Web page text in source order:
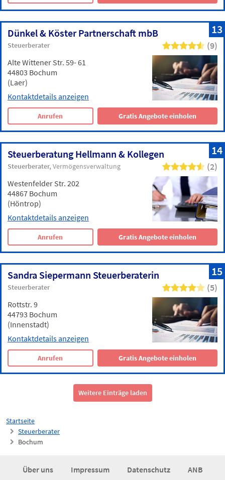
Startseite
Steuerberater
Bochum
13
Dünkel & Köster Partnerschaft mbB
Steuerberater (9)
Alte Wittener Str. 59- 61
44803 Bochum
(Laer)
Kontaktdetails anzeigen
Anrufen Gratis Angebote einholen
14
Steuerberatung Hellmann & Kollegen
Steuerberater Vermögensverwaltung (2)
Westenfelder Str. 202
44867 Bochum
(Höntrop)
Kontaktdetails anzeigen
Anrufen Gratis Angebote einholen
15
Sandra Siepermann Steuerberaterin
Steuerberater (5)
Rottstr. 9
44793 Bochum
(Innenstadt)
Kontaktdetails anzeigen
Anrufen Gratis Angebote einholen
Weitere Einträge laden
Über uns Impressum Datenschutz ANB